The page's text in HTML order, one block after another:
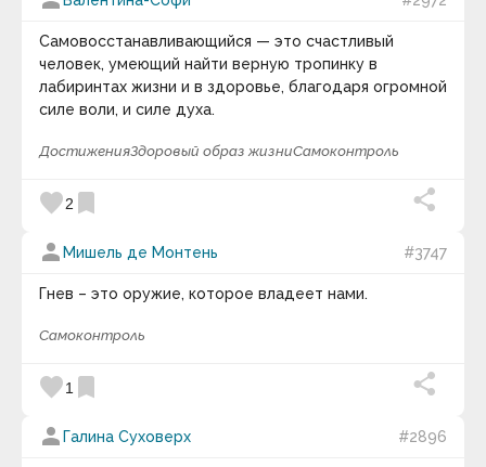
Самовосстанавливающийся — это счастливый
человек, умеющий найти верную тропинку в
лабиринтах жизни и в здоровье, благодаря огромной
силе воли, и силе духа.
ДостиженияЗдоровый образ жизниСамоконтроль
favorite2 bookmark
person Мишель де Монтень #3747
Гнев – это оружие, которое владеет нами.
Самоконтроль
favorite1 bookmark
person Галина Суховерх #2896